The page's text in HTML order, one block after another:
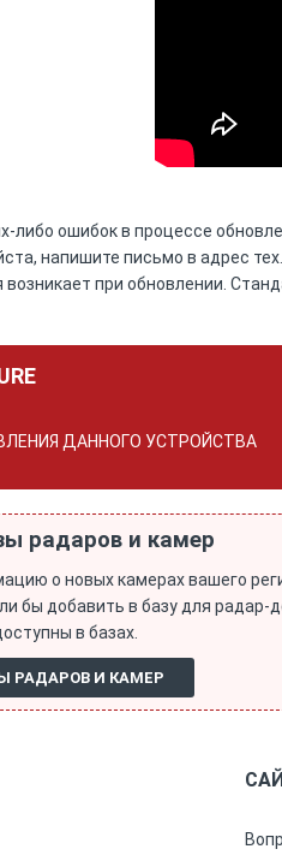
либо ошибок в процессе
напишите письмо в адрес
при обновлении.
ДАННОГО УСТРОЙСТВА
радаров и камер
о новых камерах вашего
бы добавить в базу для
в базах.
РАДАРОВ И КАМЕР